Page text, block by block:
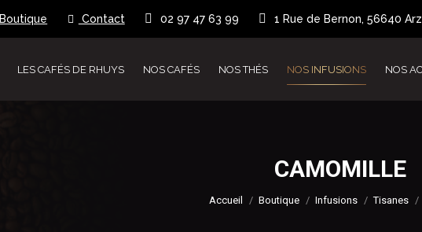
Boutique Contact 02 97 47 63 99 1 Rue de Bernon, 56640
LES CAFÉS DE RHUYS NOS CAFÉS NOS THÉS NOS INFUSIONS NOS
CAMOMILLE
Vous êtes ici :
Accueil Boutique Infusions Tisanes